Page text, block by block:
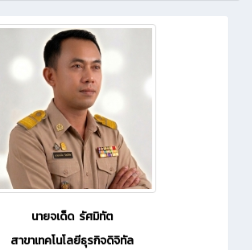
นายจเด็ด รัศมิทัต
สาขาเทคโนโลยีธุรกิจดิจิทัล